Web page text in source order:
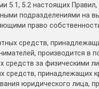
5.1, 5.2 настоящих
подразделениями на
право
средств,
производится
средств за физическими
средств,
юридического лица,